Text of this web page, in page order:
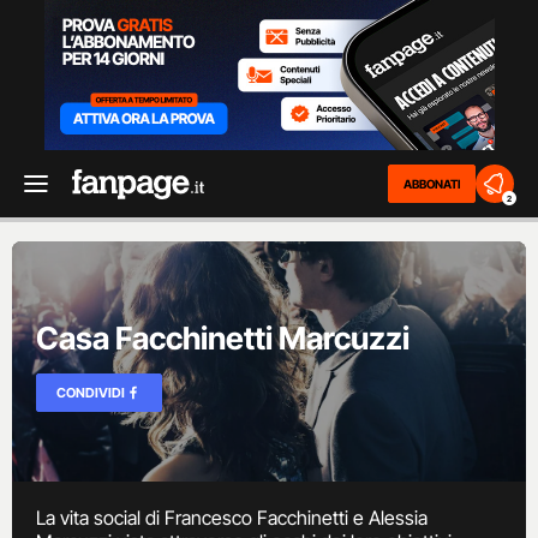
ABBONATI
2
Casa Facchinetti Marcuzzi
CONDIVIDI
La vita social di Francesco Facchinetti e Alessia